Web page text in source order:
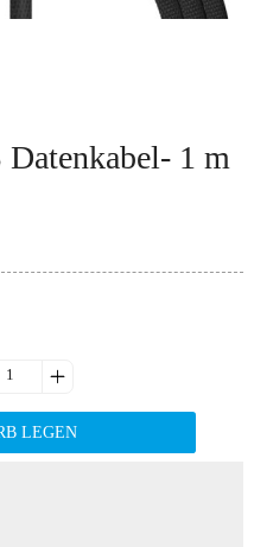
1 m

LEGEN